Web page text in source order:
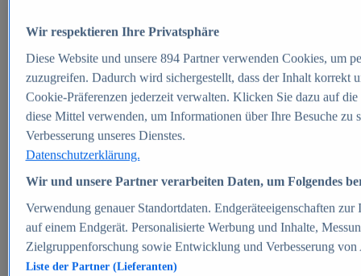
Zum Report
E-commerce
Beliebte Statistiken
Aktuelle Statistiken
E-Commerce - Entwicklung des Umsatzes in
Deutschland 1999-2025
Umsatz von Amazon in Deutschland und weltweit
2010-2025
B2C-E-Commerce: Top-50 Online Shops in
Deutschland 2024
Marktanteile von Online-Zahlungsverfahren in
Deutschland 2024
Umsatzstarke Warengruppen im Online-Handel in
Deutschland 2023-2025
Wir respektieren Ihre Privatsphäre
Diese Website und unsere 894Partner verwenden Cookies, um
zuzugreifen. Dadurch wird sichergestellt, dass der Inhalt korrekt
Cookie-Präferenzen jederzeit verwalten. Klicken Sie dazu auf
diese Mittel verwenden, um Informationen über Ihre Besuche
Verbesserung unseres Dienstes.
Datenschutzerklärung.
Wir und unsere Partner verarbeiten Daten, um Folgendes
Verwendung genauer Standortdaten. Endgeräteeigenschaften
auf einem Endgerät. Personalisierte Werbung und Inhalte,
Zielgruppenforschung sowie Entwicklung und Verbesserung von
Liste der Partner (Lieferanten)